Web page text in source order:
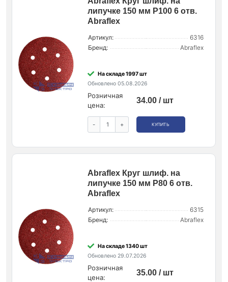
липучке 150 мм P100 6 отв.
Abraflex
Артикул:
6316
Бренд:
Abraflex
На складе 1997 шт
Обновлено 05.08.2026
Розничная
цена:
34.00 / шт
- + КУПИТЬ
Abraflex Круг шлиф. на
липучке 150 мм P80 6 отв.
Abraflex
Артикул:
6315
Бренд:
Abraflex
На складе 1340 шт
Обновлено 29.07.2026
Розничная
цена:
35.00 / шт